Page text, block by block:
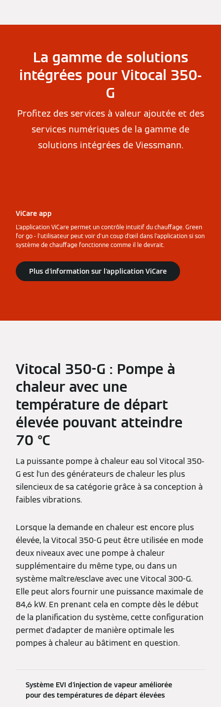
La gamme de solutions
intégrées pour Vitocal 350-
G
Profitez des services à valeur ajoutée et des
services numériques de la gamme de
solutions intégrées de Viessmann.
ViCare app
L'application ViCare permet un contrôle intuitif du chauffage. Green
for go - l'utilisateur peut voir d'un coup d'œil dans l'application si son
système de chauffage fonctionne comme il le devrait.
Plus d'information sur l'application ViCare
Vitocal 350-G : Pompe à
chaleur avec une
température de départ
élevée pouvant atteindre
70 °C
La puissante pompe à chaleur eau sol Vitocal 350-
G est l'un des générateurs de chaleur les plus
silencieux de sa catégorie grâce à sa conception à
faibles vibrations.
Lorsque la demande en chaleur est encore plus
élevée, la Vitocal 350-G peut être utilisée en mode
deux niveaux avec une pompe à chaleur
supplémentaire du même type, ou dans un
système maître/esclave avec une Vitocal 300-G.
Elle peut alors fournir une puissance maximale de
84,6 kW. En prenant cela en compte dès le début
de la planification du système, cette configuration
permet d'adapter de manière optimale les
pompes à chaleur au bâtiment en question.
Système EVI d'injection de vapeur améliorée
pour des températures de départ élevées